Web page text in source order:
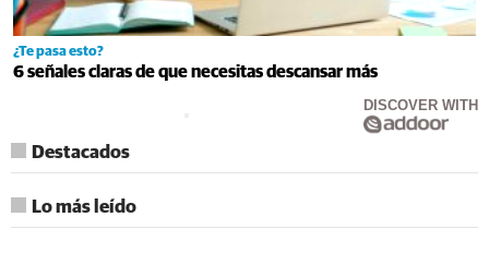
¿Te pasa esto?
6 señales claras de que necesitas descansar más
DISCOVER WITH
Destacados
Lo más leído